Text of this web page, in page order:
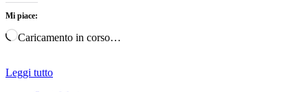
Mi piace:
Caricamento in corso…
Leggi tutto